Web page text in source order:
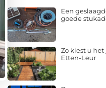
Een
goede
Zo kiest u
Etten-Leur